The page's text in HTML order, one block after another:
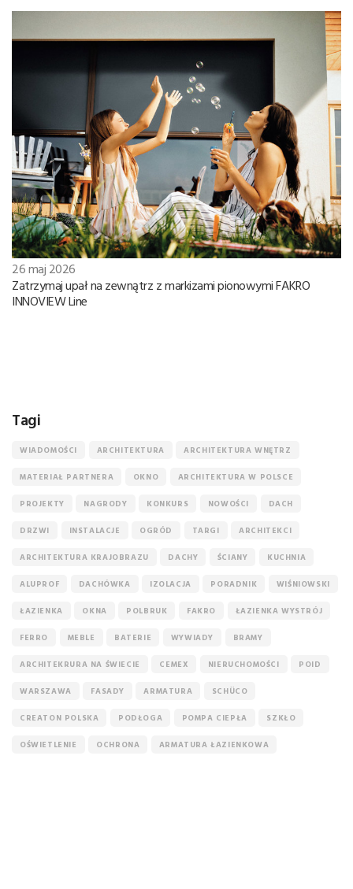
26 maj 2026
Zatrzymaj upał na zewnątrz z markizami pionowymi FAKRO
INNOVIEW Line
Tagi
WIADOMOŚCI ARCHITEKTURA ARCHITEKTURA WNĘTRZ
MATERIAŁ PARTNERA OKNO ARCHITEKTURA W POLSCE
PROJEKTY NAGRODY KONKURS NOWOŚCI DACH
DRZWI INSTALACJE OGRÓD TARGI ARCHITEKCI
ARCHITEKTURA KRAJOBRAZU DACHY ŚCIANY KUCHNIA
ALUPROF DACHÓWKA IZOLACJA PORADNIK WIŚNIOWSKI
ŁAZIENKA OKNA POLBRUK FAKRO ŁAZIENKA WYSTRÓJ
FERRO MEBLE BATERIE WYWIADY BRAMY
ARCHITEKRURA NA ŚWIECIE CEMEX NIERUCHOMOŚCI POID
WARSZAWA FASADY ARMATURA SCHÜCO
CREATON POLSKA PODŁOGA POMPA CIEPŁA SZKŁO
OŚWIETLENIE OCHRONA ARMATURA ŁAZIENKOWA